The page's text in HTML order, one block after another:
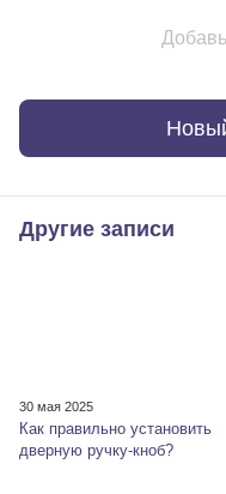
Другие записи
30 мая 2025
Как правильно установить
дверную ручку-кноб?